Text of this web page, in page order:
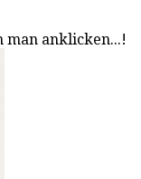
man anklicken...!